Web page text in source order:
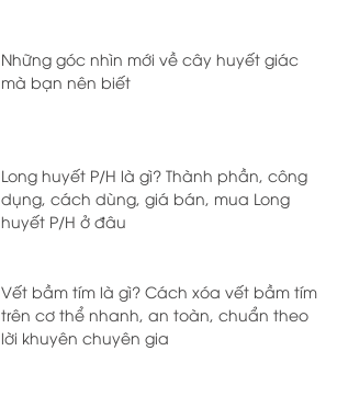
Những góc nhìn mới về cây huyết giác
mà bạn nên biết
Long huyết P/H là gì? Thành phần, công
dụng, cách dùng, giá bán, mua Long
huyết P/H ở đâu
Vết bầm tím là gì? Cách xóa vết bầm tím
trên cơ thể nhanh, an toàn, chuẩn theo
lời khuyên chuyên gia